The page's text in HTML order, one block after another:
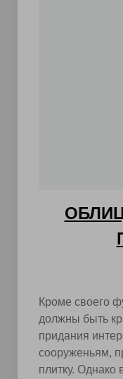
Кроме своего
должны быть
придания
сооруженьям,
плитку.